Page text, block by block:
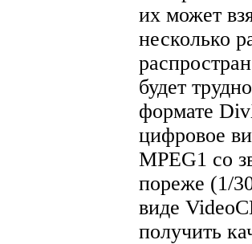
их может
несколько
будет
формате
цифровое
MPEG1 со
пореже (1/
виде
получить